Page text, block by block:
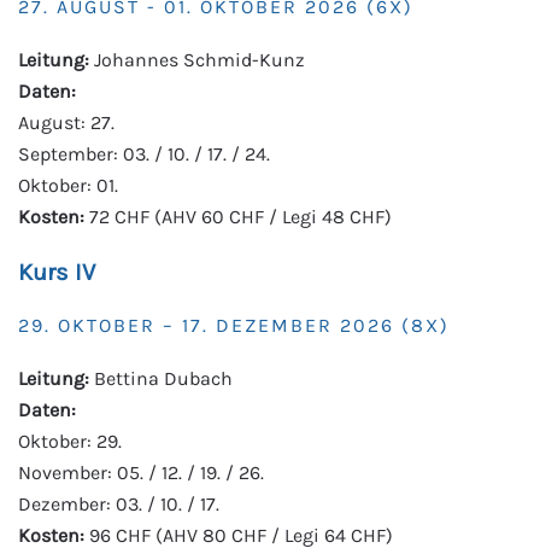
27. AUGUST - 01. OKTOBER 2026 (6X)
Leitung: Johannes Schmid-Kunz
Daten:
August: 27.
September: 03. / 10. / 17. / 24.
Oktober: 01.
Kosten: 72 CHF (AHV 60 CHF / Legi 48 CHF)
Kurs IV
29. OKTOBER – 17. DEZEMBER 2026 (8X)
Leitung: Bettina Dubach
Daten:
Oktober: 29.
November: 05. / 12. / 19. / 26.
Dezember: 03. / 10. / 17.
Kosten: 96 CHF (AHV 80 CHF / Legi 64 CHF)